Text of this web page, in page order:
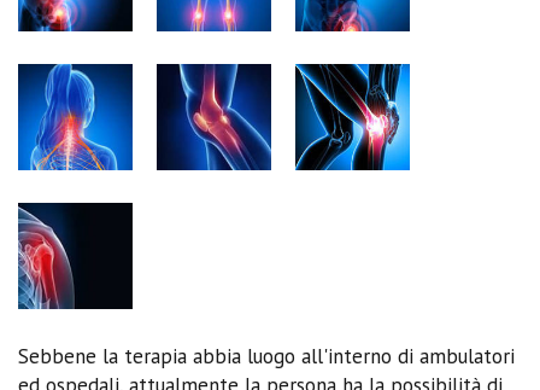
Sebbene la terapia abbia luogo all'interno di ambulatori